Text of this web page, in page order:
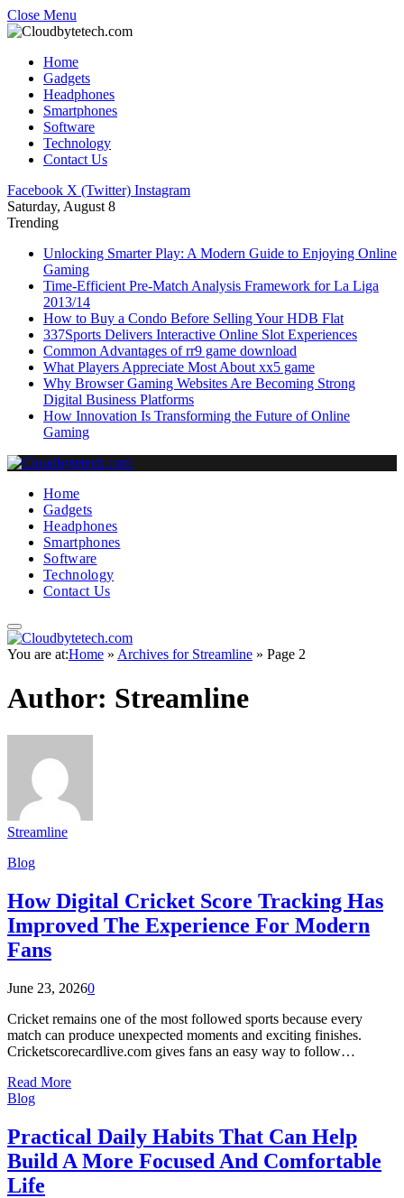
Close Menu
Home
Gadgets
Headphones
Smartphones
Software
Technology
Contact Us
Facebook X (Twitter) Instagram
Saturday, August 8
Trending
Unlocking Smarter Play: A Modern Guide to Enjoying Online
Gaming
Time-Efficient Pre-Match Analysis Framework for La Liga
2013/14
How to Buy a Condo Before Selling Your HDB Flat
337Sports Delivers Interactive Online Slot Experiences
Common Advantages of rr9 game download
What Players Appreciate Most About xx5 game
Why Browser Gaming Websites Are Becoming Strong
Digital Business Platforms
How Innovation Is Transforming the Future of Online
Gaming
Home
Gadgets
Headphones
Smartphones
Software
Technology
Contact Us
You are at:Home » Archives for Streamline » Page 2
Author: Streamline
Streamline
Blog
How Digital Cricket Score Tracking Has
Improved The Experience For Modern
Fans
June 23, 20260
Cricket remains one of the most followed sports because every
match can produce unexpected moments and exciting finishes.
Cricketscorecardlive.com gives fans an easy way to follow…
Read More
Blog
Practical Daily Habits That Can Help
Build A More Focused And Comfortable
Life